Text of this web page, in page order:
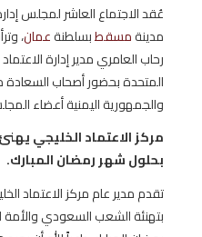
عُقد الاجتماع العاشر لمجلس
مدينةمسقطبسلطنةعمان،
رحاب العامري مدير إدارة
المتحدة بحضور أصحاب
والجمهورية اليمنية أعضاء
مركز الاعتماد الخليجي
بحلول شهر رمضان المبارك.
تقدم مدير عام مركز الاعتماد
بتهنئة الشعب السعودي والأمة